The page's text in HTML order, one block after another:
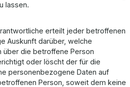
lassen.
erteilt jeder betroffenen
Auskunft darüber, welche
die betroffene Person
oder löscht der für die
personenbezogene Daten auf
Person, soweit dem keine